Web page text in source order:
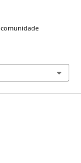
comunidade